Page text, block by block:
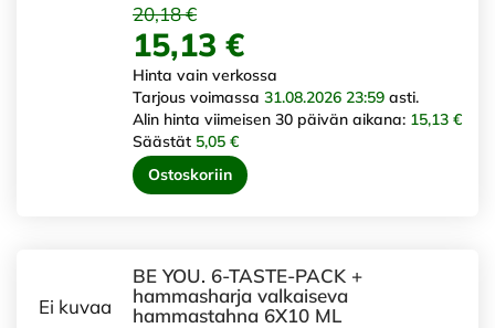
20,18 €
15,13 €
Hinta vain verkossa
Tarjous voimassa 31.08.2026 23:59 asti.
Alin hinta viimeisen 30 päivän aikana: 15,13 €
Säästät 5,05 €
Ostoskoriin
Ei kuvaa
BE YOU. 6-TASTE-PACK +
hammasharja valkaiseva
hammastahna 6X10 ML